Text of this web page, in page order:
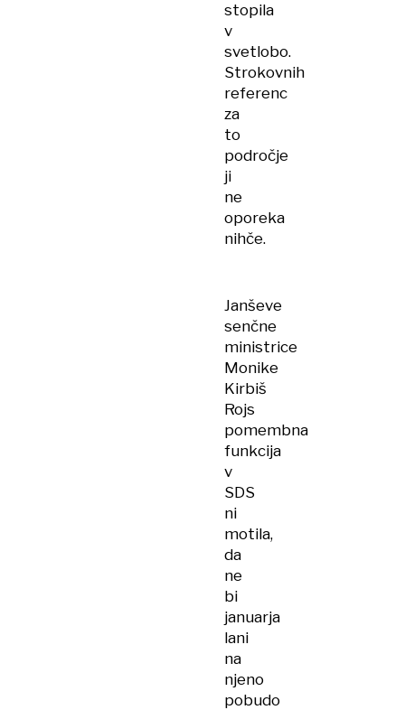
stopila
v
svetlobo.
Strokovnih
referenc
za
to
področje
ji
ne
oporeka
nihče.
Janševe
senčne
ministrice
Monike
Kirbiš
Rojs
pomembna
funkcija
v
SDS
ni
motila,
da
ne
bi
januarja
lani
na
njeno
pobudo